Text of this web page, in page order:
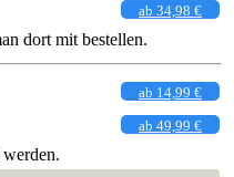
ab 34,98 €
dort mit bestellen.
ab 14,99 €
ab 49,99 €